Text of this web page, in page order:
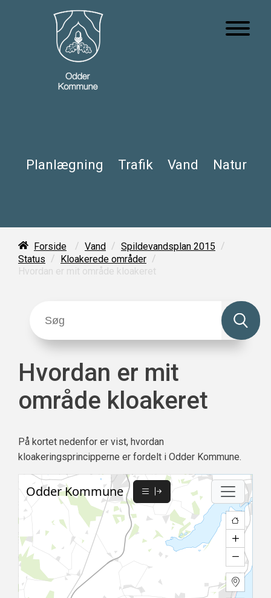
Planlægning Trafik Vand Natur
Forside / Vand / Spildevandsplan 2015 /
Status / Kloakerede områder /
Hvordan er mit område kloakeret
Hvordan er mit
område kloakeret
På kortet nedenfor er vist, hvordan
kloakeringsprincipperne er fordelt i Odder Kommune.